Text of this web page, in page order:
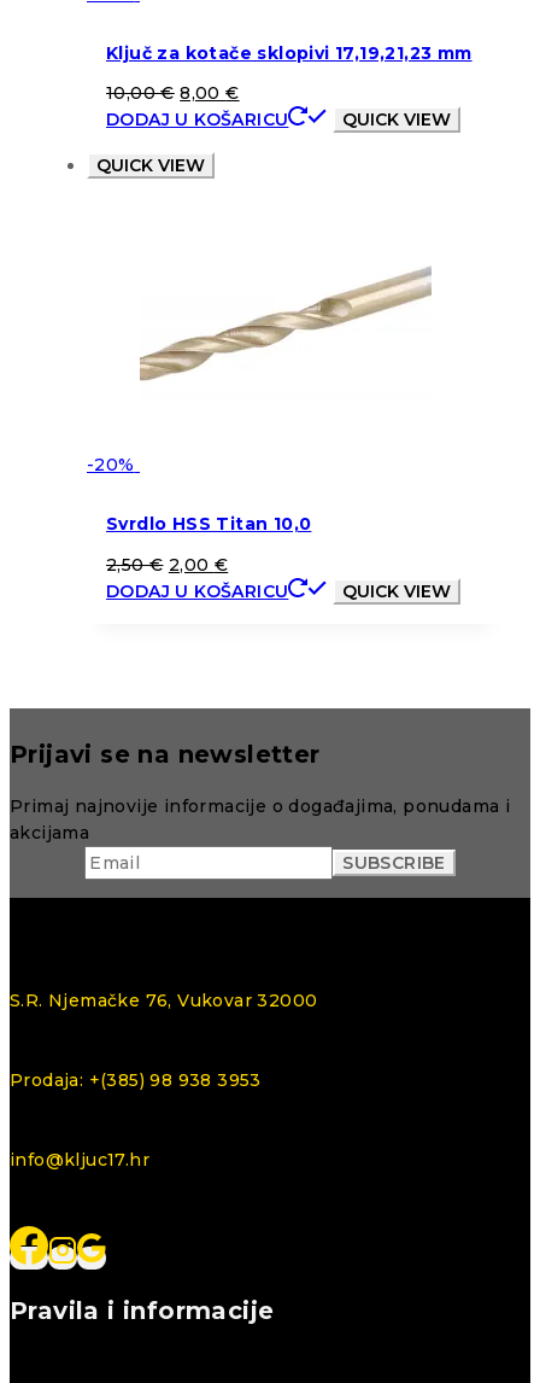
Ključ za kotače sklopivi 17,19,21,23 mm
10,00€ 8,00€
DODAJ U KOŠARICU
QUICK VIEW
QUICK VIEW
-20%
Svrdlo HSS Titan 10,0
2,50€ 2,00 €
DODAJ U KOŠARICU
QUICK VIEW
Prijavi se na newsletter
Primaj najnovije informacije o događajima, ponudama i
akcijama
S.R. Njemačke 76, Vukovar 32000
Prodaja: +(385) 98 938 3953
info@kljuc17.hr
Pravila i informacije